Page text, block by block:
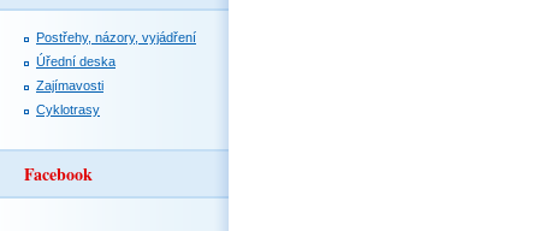
Postřehy, názory, vyjádření
Úřední deska
Zajímavosti
Cyklotrasy
Facebook